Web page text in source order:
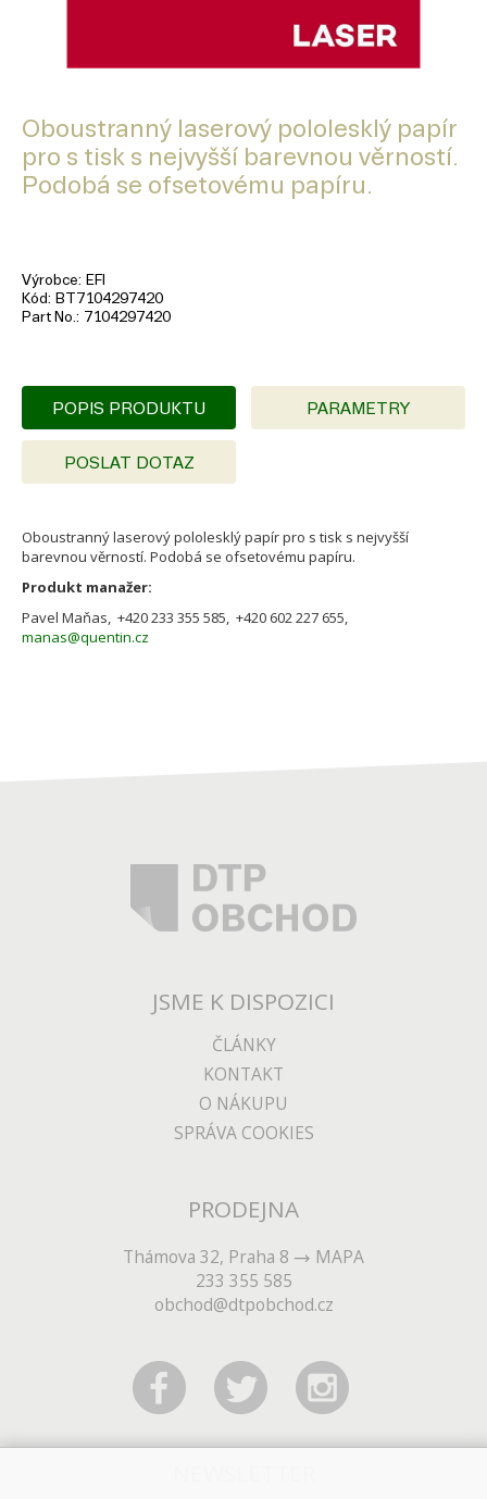
Oboustranný laserový pololesklý papír
pro s tisk s nejvyšší barevnou věrností.
Podobá se ofsetovému papíru.
Výrobce
EFI
Kód
BT7104297420
Part No. 7104297420
POPIS PRODUKTU PARAMETRY
POSLAT DOTAZ
Oboustranný laserový pololesklý papír pro s tisk s nejvyšší
barevnou věrností. Podobá se ofsetovému papíru.
Produkt manažer:
Pavel Maňas, +420 233 355 585, +420 602 227 655,
manas@quentin.cz
JSME K DISPOZICI
ČLÁNKY
KONTAKT
O NÁKUPU
SPRÁVA COOKIES
PRODEJNA
Thámova 32, Praha 8
MAPA
233 355 585
obchod@dtpobchod.cz